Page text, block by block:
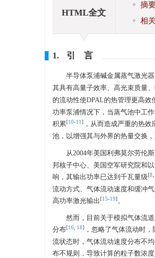
HTML全文
摘
相
1. 引 言
半导体泵浦碱金属蒸气激光
其具有高量子效率、高光束质量
的流动性使DPAL的热管理更高
功率泵浦情况下，当蒸气池中工
积累[10-11 ]
，从而造成严重的热
池，以增强其与外界的热量交换
从2004年美国利弗莫尔劳伦
邦核子中心、美国空军研究院和
响，其输出功率已达到千瓦量级[8
流动方式、气体流动速度和缓冲
高功率激光输出 [15-19] 。
然而，目前关于模拟气体流
分布[16 18]
，忽略了气体流动时
流状态时，气体流动速度分布不
布不规则，导致计算的粒子数浓